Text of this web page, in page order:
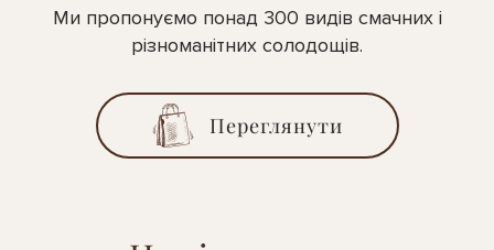
Ми пропонуємо понад 300 видів смачних і
різноманітних солодощів.
Переглянути